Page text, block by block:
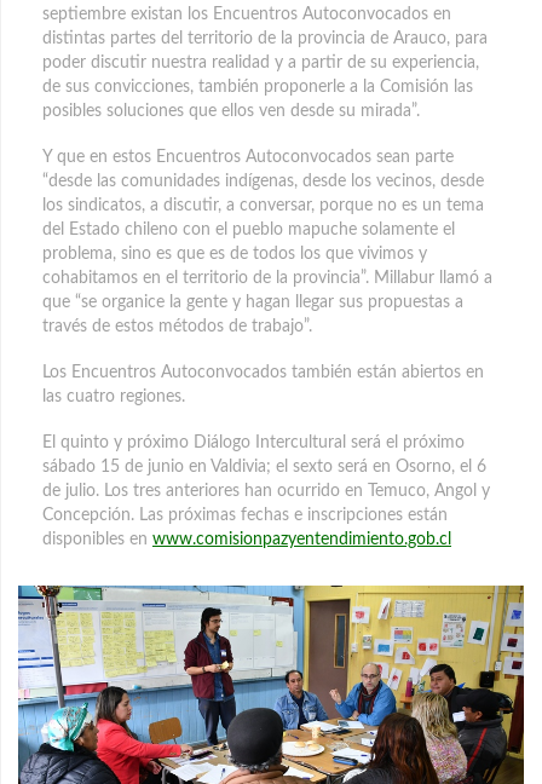
septiembre existan los Encuentros Autoconvocados en
distintas partes del territorio de la provincia de Arauco, para
poder discutir nuestra realidad y a partir de su experiencia,
de sus convicciones, también proponerle a la Comisión las
posibles soluciones que ellos ven desde su mirada”.
Y que en estos Encuentros Autoconvocados sean parte
“desde las comunidades indígenas, desde los vecinos, desde
los sindicatos, a discutir, a conversar, porque no es un tema
del Estado chileno con el pueblo mapuche solamente el
problema, sino es que es de todos los que vivimos y
cohabitamos en el territorio de la provincia”. Millabur llamó a
que “se organice la gente y hagan llegar sus propuestas a
través de estos métodos de trabajo”.
Los Encuentros Autoconvocados también están abiertos en
las cuatro regiones.
El quinto y próximo Diálogo Intercultural será el próximo
sábado 15 de junio en Valdivia; el sexto será en Osorno, el 6
de julio. Los tres anteriores han ocurrido en Temuco, Angol y
Concepción. Las próximas fechas e inscripciones están
disponibles en www.comisionpazyentendimiento.gob.cl